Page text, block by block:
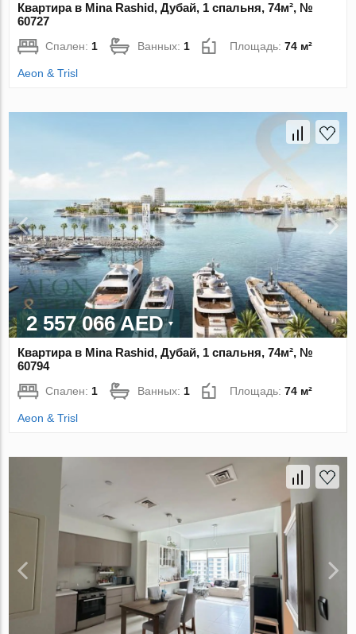
Квартира в Mina Rashid, Дубай, 1 спальня, 74м², №
60727
Спален:1 Ванных:1 Площадь:74 м²
Aeon & Trisl
2 557 066 AED
Квартира в Mina Rashid, Дубай, 1 спальня, 74м², №
60794
Спален: 1 Ванных: 1 Площадь:74 м²
Aeon & Trisl